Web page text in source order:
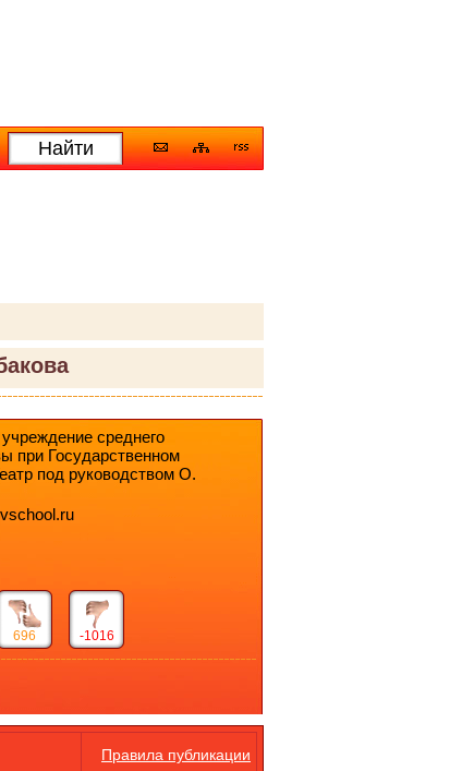
среднего
при Государственном
под руководством О.
696 -1016
Правила публикации